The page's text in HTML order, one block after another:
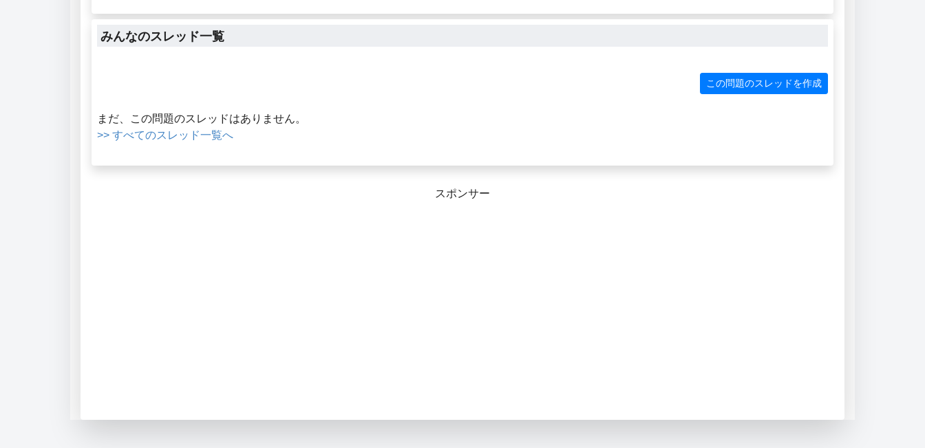
みんなのスレッド一覧
この問題のスレッドを作成
まだ、この問題のスレッドはありません。
>> すべてのスレッド一覧へ
スポンサー